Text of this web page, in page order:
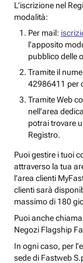
L’iscrizione nel
modalità:
Per mail:
l’apposito
pubblico delle
Tramite il
42986411 per
Tramite Web
nell’area
potrai trovare
Registro.
Puoi gestire i tuoi
attraverso la tua
l’area clienti
clienti sarà
massimo di 180
Puoi anche
Negozi Flagship
In ogni caso, per
sede di Fastweb